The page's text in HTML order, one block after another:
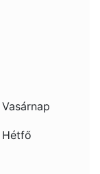
Vasárnap
Hétfő